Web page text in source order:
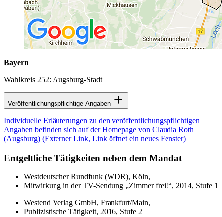
Bayern
Wahlkreis 252: Augsburg-Stadt
Veröffentlichungspflichtige Angaben
Individuelle Erläuterungen zu den veröffentlichungspflichtigen
Angaben befinden sich auf der Homepage von Claudia Roth
(Augsburg) (Externer Link, Link öffnet ein neues Fenster)
Entgeltliche Tätigkeiten neben dem Mandat
Westdeutscher Rundfunk (WDR), Köln,
Mitwirkung in der TV-Sendung „Zimmer frei!“, 2014, Stufe 1
Westend Verlag GmbH, Frankfurt/Main,
Publizistische Tätigkeit, 2016, Stufe 2